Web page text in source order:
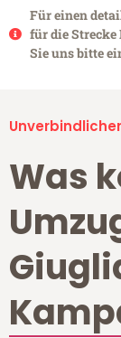
Für einen
für die
Sie uns bitte
Was